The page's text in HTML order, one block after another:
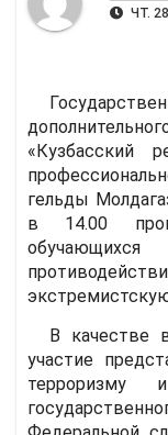
ЧТ.
«Кузбасский
гельды
в 14.00
В качестве
участие
терроризму